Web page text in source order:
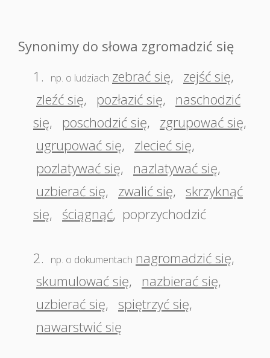
Synonimy do słowa zgromadzić się
1.
np. o ludziach zebrać się, zejść się,
zleźć się, pozłazić się,
naschodzić
się, poschodzić się, zgrupować się,
ugrupować się, zlecieć się,
pozlatywać się, nazlatywać się,
uzbierać się, zwalić się,
skrzyknąć
się, ściągnąć, poprzychodzić
2. np. o dokumentach nagromadzić się,
skumulować się, nazbierać się,
uzbierać się, spiętrzyć się,
nawarstwić się